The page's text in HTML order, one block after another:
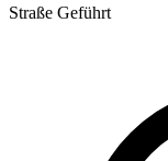
Straße Geführt